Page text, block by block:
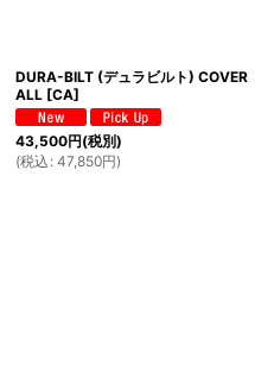
DURA-BILT (デュラビルト) COVER
ALL [CA]
43,500円(税別)
(税込 : 47,850円)